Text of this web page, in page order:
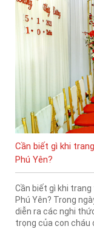
Cần biết gì khi
Phú Yên?
Cần biết gì khi
Phú Yên? Trong
diễn ra các nghi
trọng của con cháu